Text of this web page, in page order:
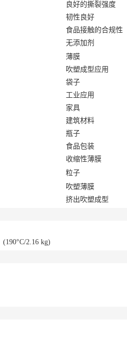
良好的撕裂强度
韧性良好
食品接触的合规性
无添加剂
薄膜
吹塑成型应用
袋子
工业应用
家具
建筑材料
瓶子
食品包装
收缩性薄膜
粒子
吹塑薄膜
挤出吹塑成型
(190°C/2.16 kg)